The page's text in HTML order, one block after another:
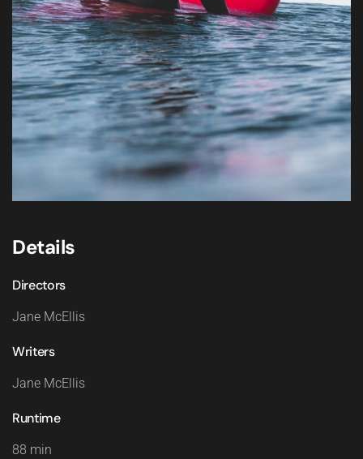
Details
Directors
Jane McEllis
Writers
Jane McEllis
Runtime
88 min